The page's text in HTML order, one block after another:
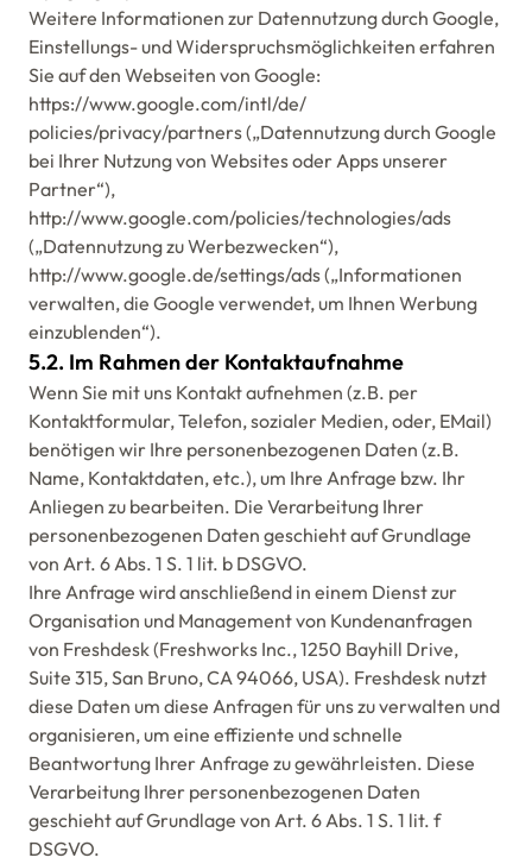
Weitere Informationen zur Datennutzung durch Google,
Einstellungs- und Widerspruchsmöglichkeiten erfahren
Sie auf den Webseiten von Google:
https://www.google.com/intl/de/
policies/privacy/partners („Datennutzung durch Google
bei Ihrer Nutzung von Websites oder Apps unserer
Partner“),
http://www.google.com/policies/technologies/ads
(„Datennutzung zu Werbezwecken“),
http://www.google.de/settings/ads („Informationen
verwalten, die Google verwendet, um Ihnen Werbung
einzublenden“).
5.2. Im Rahmen der Kontaktaufnahme
Wenn Sie mit uns Kontakt aufnehmen (z.B. per
Kontaktformular, Telefon, sozialer Medien, oder, EMail)
benötigen wir Ihre personenbezogenen Daten (z.B.
Name, Kontaktdaten, etc.), um Ihre Anfrage bzw. Ihr
Anliegen zu bearbeiten. Die Verarbeitung Ihrer
personenbezogenen Daten geschieht auf Grundlage
von Art. 6 Abs. 1 S. 1 lit. b DSGVO.
Ihre Anfrage wird anschließend in einem Dienst zur
Organisation und Management von Kundenanfragen
von Freshdesk (Freshworks Inc., 1250 Bayhill Drive,
Suite 315, San Bruno, CA 94066, USA). Freshdesk nutzt
diese Daten um diese Anfragen für uns zu verwalten und
organisieren, um eine effiziente und schnelle
Beantwortung Ihrer Anfrage zu gewährleisten. Diese
Verarbeitung Ihrer personenbezogenen Daten
geschieht auf Grundlage von Art. 6 Abs. 1 S. 1 lit. f
DSGVO.